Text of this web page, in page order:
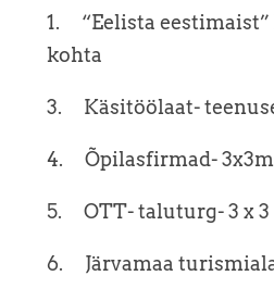
1. “Eelista eestimaist”
kohta
3. Käsitöölaat-
4. Õpilasfirmad-
5. OTT- taluturg-
6. Järvamaa